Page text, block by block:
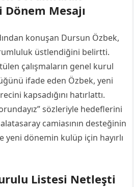
Mesajı
konuşan Dursun Özbek,
üstlendiğini belirtti.
çalışmaların genel kurul
ifade eden Özbek, yeni
kapsadığını hatırlattı.
sözleriyle hedeflerini
camiasının desteğinin
yeni dönemin kulüp için hayırlı
Listesi Netleşti